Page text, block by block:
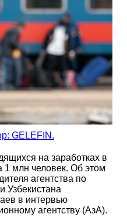
GELEFIN.
на заработках в
1 млн человек. Об этом
агентства по
Узбекистана
в интервью
агентству (АзА).